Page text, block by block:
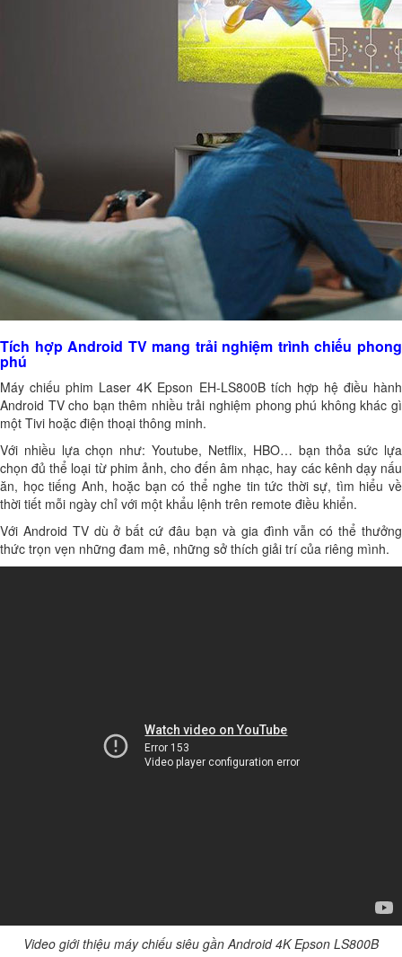
Tích hợp Android TV mang trải nghiệm trình chiếu phong
phú
Máy chiếu phim Laser 4K Epson EH-LS800B tích hợp hệ điều hành
Android TV cho bạn thêm nhiều trải nghiệm phong phú không khác gì
một Tivi hoặc điện thoại thông minh.
Với nhiều lựa chọn như: Youtube, Netflix, HBO… bạn thỏa sức lựa
chọn đủ thể loại từ phim ảnh, cho đến âm nhạc, hay các kênh dạy nấu
ăn, học tiếng Anh, hoặc bạn có thể nghe tin tức thời sự, tìm hiểu về
thời tiết mỗi ngày chỉ với một khẩu lệnh trên remote điều khiển.
Với Android TV dù ở bất cứ đâu bạn và gia đình vẫn có thể thưởng
thức trọn vẹn những đam mê, những sở thích giải trí của riêng mình.
Video giới thiệu máy chiếu siêu gần Android 4K Epson LS800B